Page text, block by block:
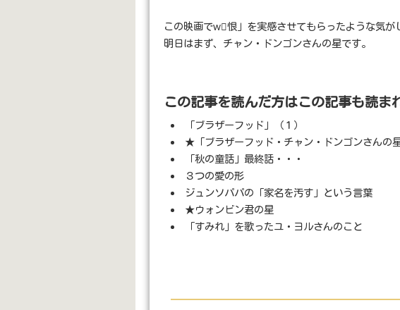
この映画でw恨」を実感させてもらったような気が
明日はまず、チャン・ドンゴンさんの星です。
この記事を読んだ方はこの記事も読ま
「ブラザーフッド」（１）
★「ブラザーフッド・チャン・ドンゴンさんの
「秋の童話」最終話・・・
３つの愛の形
ジュンソパパの「家名を汚す」という言葉
★ウォンビン君の星
「すみれ」を歌ったユ・ヨルさんのこと